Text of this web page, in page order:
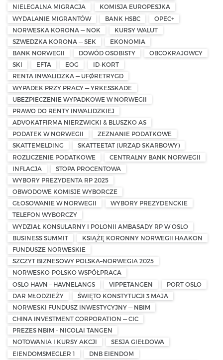
NIELEGALNA MIGRACJA
KOMISJA EUROPESJKA
WYDALANIE MIGRANTÓW
BANK HSBC
OPEC+
NORWESKA KORONA — NOK
KURSY WALUT
SZWEDZKA KORONA — SEK
EKONOMIA
BANK NORWEGII
DOWÓD OSOBISTY
OBCOKRAJOWCY
SKI
EFTA EOG
ID-KORT
RENTA INWALIDZKA — UFØRETRYGD
WYPADEK PRZY PRACY — YRKESSKADE
UBEZPIECZENIE WYPADKOWE W NORWEGII
PRAWO DO RENTY INWALIDZKIEJ
ADVOKATFIRMA NIERZWICKI & BLUSZKO AS
PODATEK W NORWEGII
ZEZNANIE PODATKOWE
SKATTEMELDING
SKATTEETAT (URZĄD SKARBOWY)
ROZLICZENIE PODATKOWE
CENTRALNY BANK NORWEGII
INFLACJA
STOPA PROCENTOWA
WYBORY PREZYDENTA RP 2025
OBWODOWE KOMISJE WYBORCZE
GŁOSOWANIE W NORWEGII
WYBORY PREZYDENCKIE
TELEFON WYBORCZY
WYDZIAŁ KONSULARNY I POLONII AMBASADY RP W OSLO
BUSINESS SUMMIT
KSIĄŻĘ KORONNY NORWEGII HAAKON
FUNDUSZE NORWESKIE
SZCZYT BIZNESOWY POLSKA–NORWEGIA 2025
NORWESKO-POLSKO WSPÓŁPRACA
OSLO HAVN – HAVNELANGS
VIPPETANGEN
PORT OSLO
DAR MŁODZIEŻY
ŚWIĘTO KONSTYTUCJI 3 MAJA
NORWESKI FUNDUSZ INWESTYCYJNY — NBIM
CHINA INVESTMENT CORPORATION — CIC
PREZES NBIM – NICOLAI TANGEN
NOTOWANIA I KURSY AKCJI
SESJA GIEŁDOWA
EIENDOMSMEGLER 1
DNB EIENDOM